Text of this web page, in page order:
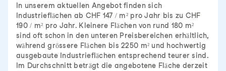
In unserem aktuellen Angebot finden sich
Industrieflächen ab CHF 147 / m² pro Jahr bis zu CHF
190 / m² pro Jahr. Kleinere Flächen von rund 180 m²
sind oft schon in den unteren Preisbereichen erhältlich,
während grössere Flächen bis 2250 m² und hochwertig
ausgebaute Industrieflächen entsprechend teurer sind.
Im Durchschnitt beträgt die angebotene Fläche derzeit